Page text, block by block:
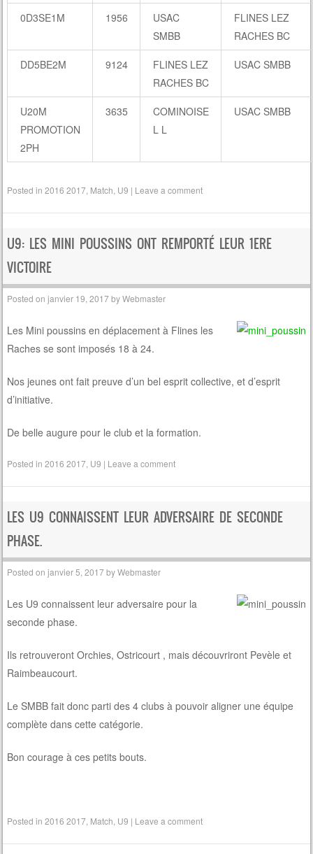
0D3SE1M 1956
USAC
SMBB
FLINES LEZ
RACHES BC
DD5BE2M 9124
FLINES LEZ
RACHES BC
USAC SMBB
U20M
PROMOTION
2PH
3635
COMINOISE
L L
USAC SMBB
Posted in2016 2017 Match U9 | Leave a comment
U9: LES MINI POUSSINS ONT REMPORTÉ LEUR 1ERE
VICTOIRE
Posted onjanvier 19, 2017byWebmaster
Les Mini poussins en déplacement à Flines les
Raches se sont imposés 18 à 24.
Nos jeunes ont fait preuve d’un bel esprit collective, et d’esprit
d’initiative.
De belle augure pour le club et la formation.
Posted in2016 2017 U9 | Leave a comment
LES U9 CONNAISSENT LEUR ADVERSAIRE DE SECONDE
PHASE.
Posted onjanvier 5, 2017byWebmaster
Les U9 connaissent leur adversaire pour la
seconde phase.
Ils retrouveront Orchies, Ostricourt , mais découvriront Pevèle et
Raimbeaucourt.
Le SMBB fait donc parti des 4 clubs à pouvoir aligner une équipe
complète dans cette catégorie.
Bon courage à ces petits bouts.
Posted in2016 2017 Match U9 | Leave a comment